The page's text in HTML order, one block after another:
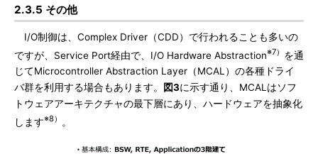
2.3.5 その他
I/O制御は、Complex Driver（CDD）で行われることも多いの
ですが、Service Port経由で、I/O Hardware Abstraction※7） を通
じてMicrocontroller Abstraction Layer（MCAL）の各種ドライ
バ群を利用する場合もあります。
図3に示す通り、MCALはソフ
トウェアアーキテクチャの最下層にあり、ハードウェアを抽象化
します※8） 。